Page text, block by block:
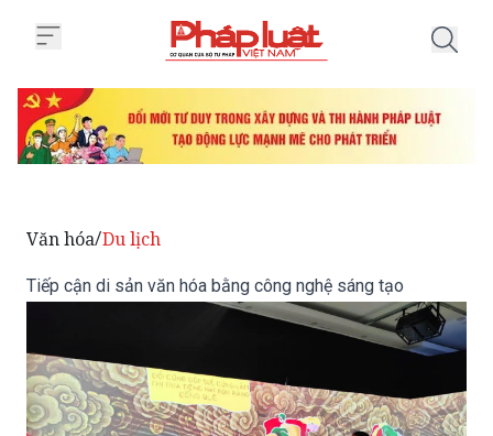
Văn hóa/Du lịch
Tiếp cận di sản văn hóa bằng công nghệ sáng tạo